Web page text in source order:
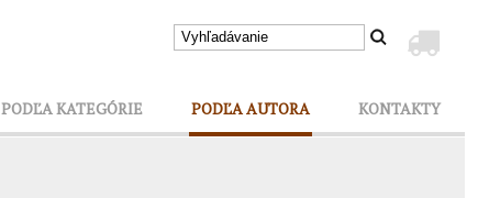
PODĽA KATEGÓRIE PODĽA AUTORA KONTAKTY